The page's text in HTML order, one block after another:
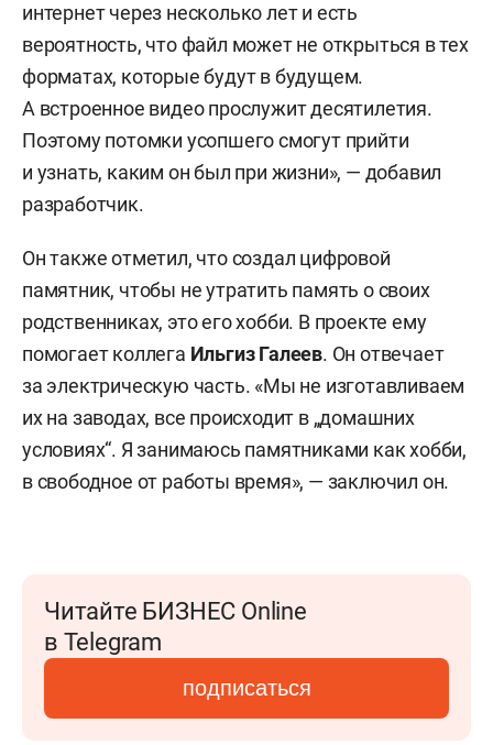
интернет через несколько лет и есть
вероятность, что файл может не открыться в тех
форматах, которые будут в будущем.
А встроенное видео прослужит десятилетия.
Поэтому потомки усопшего смогут прийти
и узнать, каким он был при жизни», — добавил
разработчик.
Он также отметил, что создал цифровой
памятник, чтобы не утратить память о своих
родственниках, это его хобби. В проекте ему
помогает коллега Ильгиз Галеев. Он отвечает
за электрическую часть. «Мы не изготавливаем
их на заводах, все происходит в „домашних
условиях“. Я занимаюсь памятниками как хобби,
в свободное от работы время», — заключил он.
Читайте БИЗНЕС Online
в Telegram
подписаться